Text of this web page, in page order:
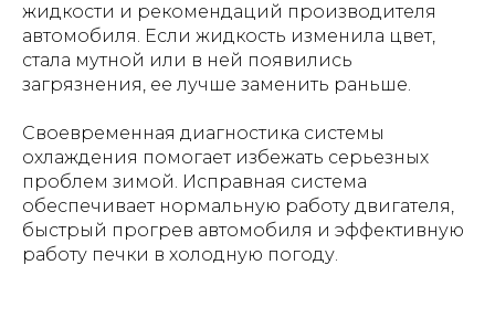
жидкости и рекомендаций производителя
автомобиля. Если жидкость изменила цвет,
стала мутной или в ней появились
загрязнения, ее лучше заменить раньше.
Своевременная диагностика системы
охлаждения помогает избежать серьезных
проблем зимой. Исправная система
обеспечивает нормальную работу двигателя,
быстрый прогрев автомобиля и эффективную
работу печки в холодную погоду.